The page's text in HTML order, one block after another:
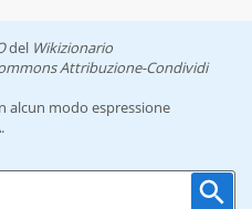
del Wikizionario
Attribuzione-Condividi
alcun modo espressione